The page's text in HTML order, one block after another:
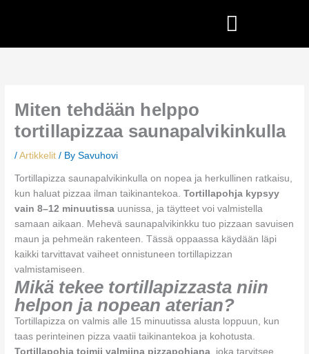
Miten tehdään helppo
tortillapizzaa saunapalvikinkulla
/Artikkelit / BySavuhovi
Tortillapizza saunapalvikinkulla on nopea ja herkullinen ratkaisu,
kun haluat pizzaa ilman taikinantekoa.Tortillapohja kypsyy
vain 8–12 minuutissa uunissa, ja täytteet voi valmistella
samaan aikaan. Mehevä saunapalvikinkku tuo pizzaan savuisen
maun ja pehmeän rakenteen. Tässä oppaassa käydään läpi
kaikki tarvittavat vaiheet onnistuneen tortillapizzan
valmistamiseen.
Mikä tekee tortillapizzasta niin
helpon ja nopean aterian?
Tortillapizza on valmis alle 15 minuutissa alusta loppuun, kun
taas perinteinen pizza vaatii taikinantekoa ja kohotusta.
Tortillapohja toimii valmiina pizzapohjana, joka tarvitsee